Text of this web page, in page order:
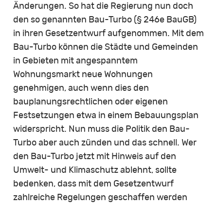
Änderungen. So hat die Regierung nun doch
den so genannten Bau-Turbo (§ 246e BauGB)
in ihren Gesetzentwurf aufgenommen. Mit dem
Bau-Turbo können die Städte und Gemeinden
in Gebieten mit angespanntem
Wohnungsmarkt neue Wohnungen
genehmigen, auch wenn dies den
bauplanungsrechtlichen oder eigenen
Festsetzungen etwa in einem Bebauungsplan
widerspricht. Nun muss die Politik den Bau-
Turbo aber auch zünden und das schnell. Wer
den Bau-Turbo jetzt mit Hinweis auf den
Umwelt- und Klimaschutz ablehnt, sollte
bedenken, dass mit dem Gesetzentwurf
zahlreiche Regelungen geschaffen werden